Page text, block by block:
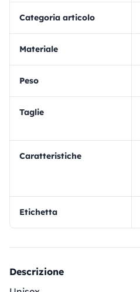
Categoria articolo
materiale
Peso
Taglie
Caratteristiche
Etichetta
Descrizione